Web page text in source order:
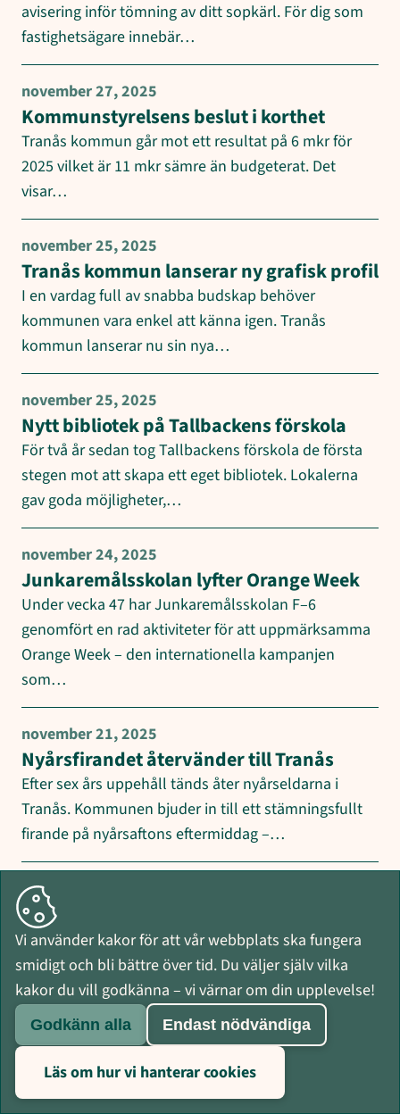
avisering inför tömning av ditt sopkärl. För dig som
fastighetsägare innebär…
november 27, 2025
Kommunstyrelsens beslut i korthet
Tranås kommun går mot ett resultat på 6 mkr för
2025 vilket är 11 mkr sämre än budgeterat. Det
visar…
november 25, 2025
Tranås kommun lanserar ny grafisk profil
I en vardag full av snabba budskap behöver
kommunen vara enkel att känna igen. Tranås
kommun lanserar nu sin nya…
november 25, 2025
Nytt bibliotek på Tallbackens förskola
För två år sedan tog Tallbackens förskola de första
stegen mot att skapa ett eget bibliotek. Lokalerna
gav goda möjligheter,…
november 24, 2025
Junkaremålsskolan lyfter Orange Week
Under vecka 47 har Junkaremålsskolan F–6
genomfört en rad aktiviteter för att uppmärksamma
Orange Week – den internationella kampanjen
som…
november 21, 2025
Nyårsfirandet återvänder till Tranås
Efter sex års uppehåll tänds åter nyårseldarna i
Tranås. Kommunen bjuder in till ett stämningsfullt
firande på nyårsaftons eftermiddag –…
november 17, 2025
Ny digital rutin gör det enklare att få
information om slamtömning
Tranås kommun inför nu en ny, digital rutin för
avisering inför slamtömning. För dig som
fastighetsägare innebär det att du…
november 11, 2025
Kommunfullmäktiges beslut i korthet
Vi använder kakor för att vår webbplats ska fungera
smidigt och bli bättre över tid. Du väljer själv vilka
kakor du vill godkänna – vi värnar om din upplevelse!
Godkänn alla Endast nödvändiga
Läs om hur vi hanterar cookies